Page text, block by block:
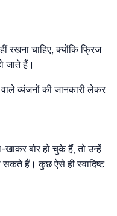
रखना चाहिए, क्योंकि फ्रिज
जाते हैं।
व्यंजनों की जानकारी लेकर
बोर हो चुके हैं, तो उन्हें
हैं। कुछ ऐसे ही स्वादिष्ट